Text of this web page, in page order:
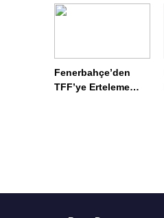
Fenerbahçe’den
TFF’ye Erteleme